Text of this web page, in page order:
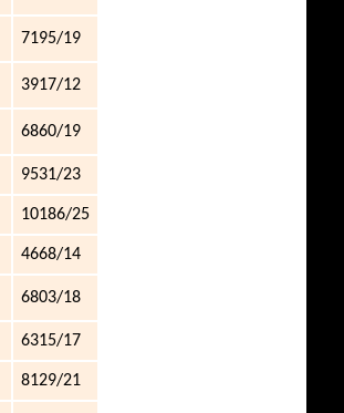
7195/19
3917/12
6860/19
9531/23
10186/25
4668/14
6803/18
6315/17
8129/21